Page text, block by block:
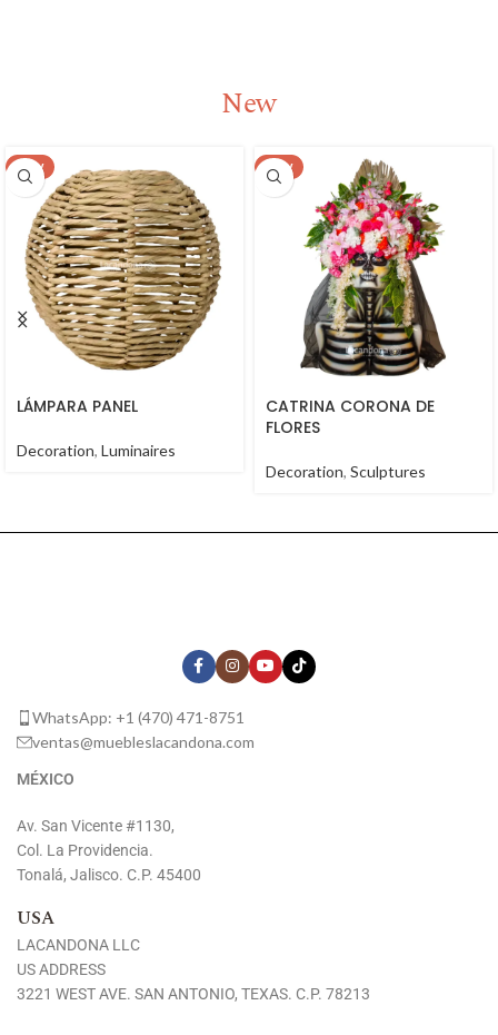
New
NEW
LÁMPARA PANEL
Decoration, Luminaires
NEW
CATRINA CORONA DE
FLORES
Decoration, Sculptures
WhatsApp: +1 (470) 471-8751
ventas@muebleslacandona.com
MÉXICO
Av. San Vicente #1130,
Col. La Providencia.
Tonalá, Jalisco. C.P. 45400
USA
LACANDONA LLC
US ADDRESS
3221 WEST AVE. SAN ANTONIO, TEXAS. C.P. 78213